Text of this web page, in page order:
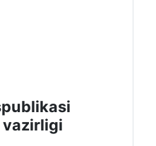
vаzirligi